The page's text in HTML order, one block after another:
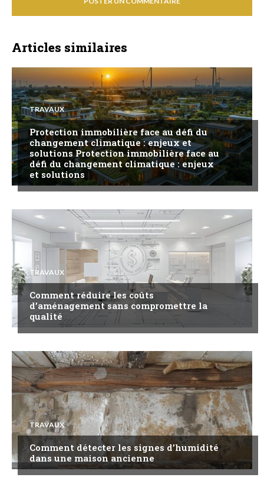
Articles similaires
TRAVAUX
Protection immobilière face au défi du
changement climatique : enjeux et
solutions Protection immobilière face au
défi du changement climatique : enjeux
et solutions
TRAVAUX
Comment réduire les coûts
d’aménagement sans compromettre la
qualité
TRAVAUX
Comment détecter les signes d’humidité
dans une maison ancienne